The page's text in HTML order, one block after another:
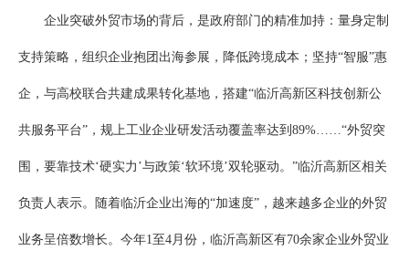
企业突破外贸市场的背后，是政府部门的精准加持：量身定制
支持策略，组织企业抱团出海参展，降低跨境成本；坚持“智服”惠
企，与高校联合共建成果转化基地，搭建“临沂高新区科技创新公
共服务平台”，规上工业企业研发活动覆盖率达到89%……“外贸突
围，要靠技术‘硬实力’与政策‘软环境’双轮驱动。”临沂高新区相关
负责人表示。随着临沂企业出海的“加速度”，越来越多企业的外贸
业务呈倍数增长。今年1至4月份，临沂高新区有70余家企业外贸业